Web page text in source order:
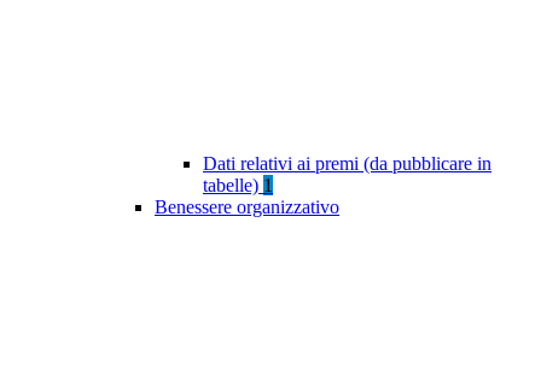
Dati relativi ai premi (da pubblicare in
tabelle) 1
Benessere organizzativo